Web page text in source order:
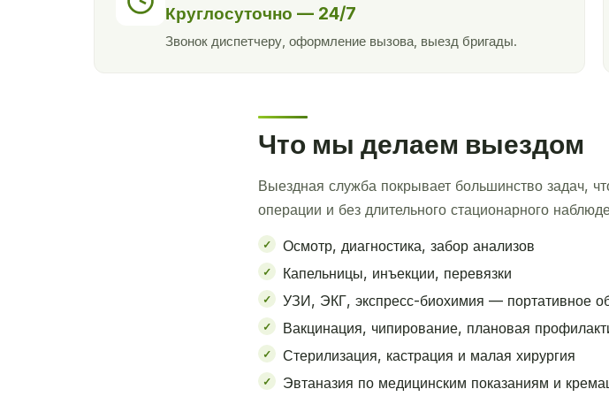
Круглосуточно — 24/7
Звонок диспетчеру, оформление вызова, выезд бригады.
Что мы делаем выездом
Выездная служба покрывает большинство задач,
операции и без длительного стационарного
Осмотр, диагностика, забор анализов
Капельницы, инъекции, перевязки
УЗИ, ЭКГ, экспресс-биохимия — портативное
Вакцинация, чипирование, плановая
Стерилизация, кастрация и малая хирургия
Эвтаназия по медицинским показаниям и